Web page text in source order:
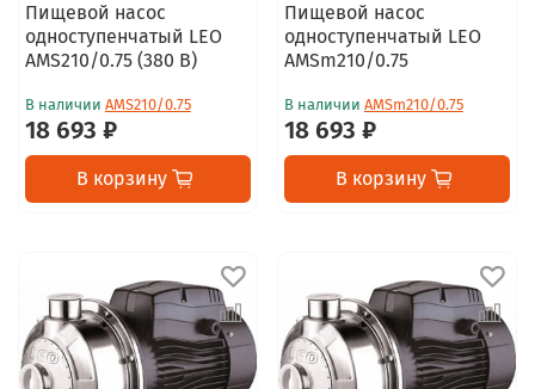
Пищевой насос
одноступенчатый LEO
AMS210/0.75 (380 В)
В наличии AMS210/0.75
18 693 ₽
В корзину
Пищевой насос
одноступенчатый LEO
AMSm210/0.75
В наличии AMSm210/0.75
18 693 ₽
В корзину